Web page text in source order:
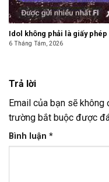
Idol không phải là giấy
6 Tháng Tám, 2026
Trả lời
Email của bạn sẽ không
trường bắt buộc được
Bình luận *